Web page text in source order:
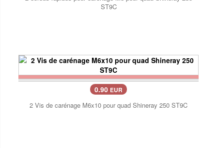
ST9C
0.90 EUR
2 Vis de carénage M6x10 pour quad Shineray 250 ST9C